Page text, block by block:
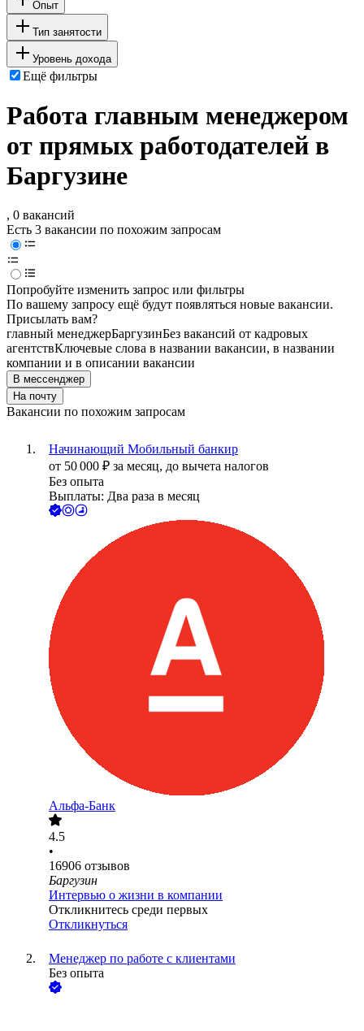
Опыт
Тип занятости
Уровень дохода
Ещё фильтры
Работа главным менеджером
от прямых работодателей в
Баргузине
, 0 вакансий
Есть 3 вакансии по похожим запросам
Попробуйте изменить запрос или фильтры
По вашему запросу ещё будут появляться новые вакансии.
Присылать вам?
главный менеджерБаргузинБез вакансий от кадровых
агентствКлючевые слова в названии вакансии, в названии
компании и в описании вакансии
В мессенджер
На почту
Вакансии по похожим запросам
Начинающий Мобильный банкир
от 50 000 ₽ за месяц, до вычета налогов
Без опыта
Выплаты: Два раза в месяц
Альфа-Банк
4.5
•
16906 отзывов
Баргузин
Интервью о жизни в компании
Откликнитесь среди первых
Откликнуться
Менеджер по работе с клиентами
Без опыта